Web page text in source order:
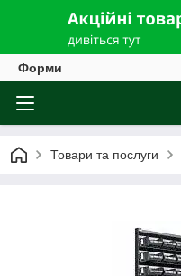
Форми
Товари та послуги